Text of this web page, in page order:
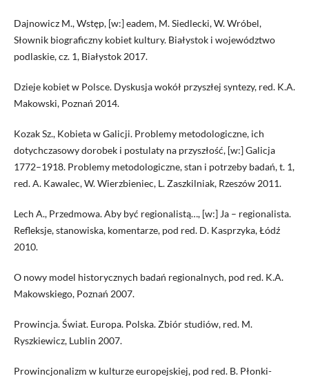
Dajnowicz M., Wstęp, [w:] eadem, M. Siedlecki, W. Wróbel,
Słownik biograficzny kobiet kultury. Białystok i województwo
podlaskie, cz. 1, Białystok 2017.
Dzieje kobiet w Polsce. Dyskusja wokół przyszłej syntezy, red. K.A.
Makowski, Poznań 2014.
Kozak Sz., Kobieta w Galicji. Problemy metodologiczne, ich
dotychczasowy dorobek i postulaty na przyszłość, [w:] Galicja
1772–1918. Problemy metodologiczne, stan i potrzeby badań, t. 1,
red. A. Kawalec, W. Wierzbieniec, L. Zaszkilniak, Rzeszów 2011.
Lech A., Przedmowa. Aby być regionalistą…, [w:] Ja – regionalista.
Refleksje, stanowiska, komentarze, pod red. D. Kasprzyka, Łódź
2010.
O nowy model historycznych badań regionalnych, pod red. K.A.
Makowskiego, Poznań 2007.
Prowincja. Świat. Europa. Polska. Zbiór studiów, red. M.
Ryszkiewicz, Lublin 2007.
Prowincjonalizm w kulturze europejskiej, pod red. B. Płonki-